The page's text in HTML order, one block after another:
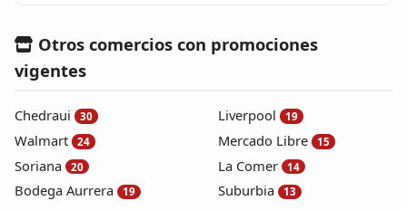
Otros comercios con promociones
vigentes
Chedraui 30
Walmart 24
Soriana 20
Bodega Aurrera 19
Liverpool 19
Mercado Libre 15
La Comer 14
Suburbia 13